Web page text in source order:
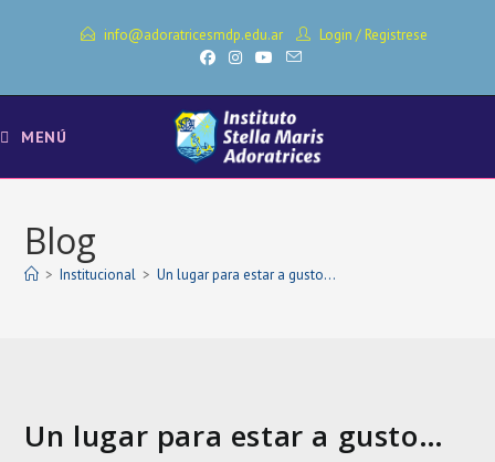
info@adoratricesmdp.edu.ar Login / Registrese
MENÚ
Blog
> Institucional > Un lugar para estar a gusto…
Un lugar para estar a gusto…